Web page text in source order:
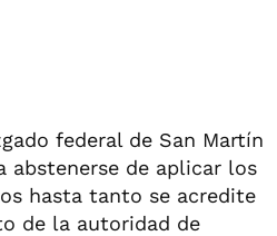
federal de San Martín
abstenerse de aplicar los
hasta tanto se acredite
de la autoridad de